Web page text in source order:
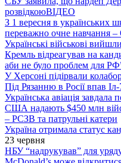
розвідкоюВІДЕО
З 1 вересня в українських
переважно очне навчання
Українські військові
Кремль відреагував на
аби не було проблем для
У Херсоні підірвали
Під Рязанню в Росії впав
Українська авіація завдала
США надають $450 млн
– РСЗВ та патрульні катери
Україна отримала статус
23 червня
НБУ “надрукував” для